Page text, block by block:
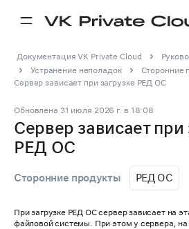
Документация VK Private Cloud
Устранение неполадок
Сторонние
Сервер зависает при загрузке РЕД ОС
Обновлена 31 июля 2026 г. в 18:08
Сервер зависает при
РЕД ОС
Сторонние продукты РЕД ОС
При загрузке РЕД ОС сервер зависает на
файловой системы. При этом у сервера, на